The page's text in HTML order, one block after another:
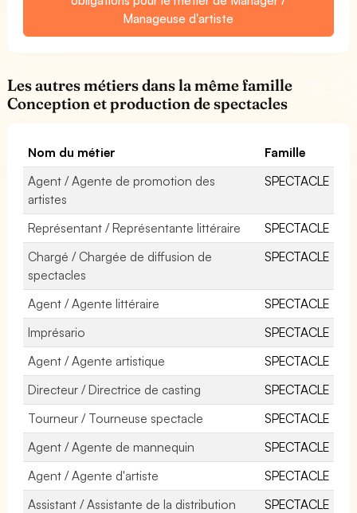
Manageuse d'artiste
Les autres métiers dans la même famille
Conception et production de spectacles
Nom du métier
Famille
Agent / Agente de promotion des
artistes
SPECTACLE
Représentant / Représentante littéraire
SPECTACLE
Chargé / Chargée de diffusion de
spectacles
SPECTACLE
Agent / Agente littéraire
SPECTACLE
Imprésario
SPECTACLE
Agent / Agente artistique
SPECTACLE
Directeur / Directrice de casting
SPECTACLE
Tourneur / Tourneuse spectacle
SPECTACLE
Agent / Agente de mannequin
SPECTACLE
Agent / Agente d'artiste
SPECTACLE
Assistant / Assistante de la distribution
SPECTACLE